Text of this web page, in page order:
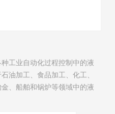
工业自动化过程控制中的液
油加工、食品加工、化工、
、船舶和锅炉等领域中的液